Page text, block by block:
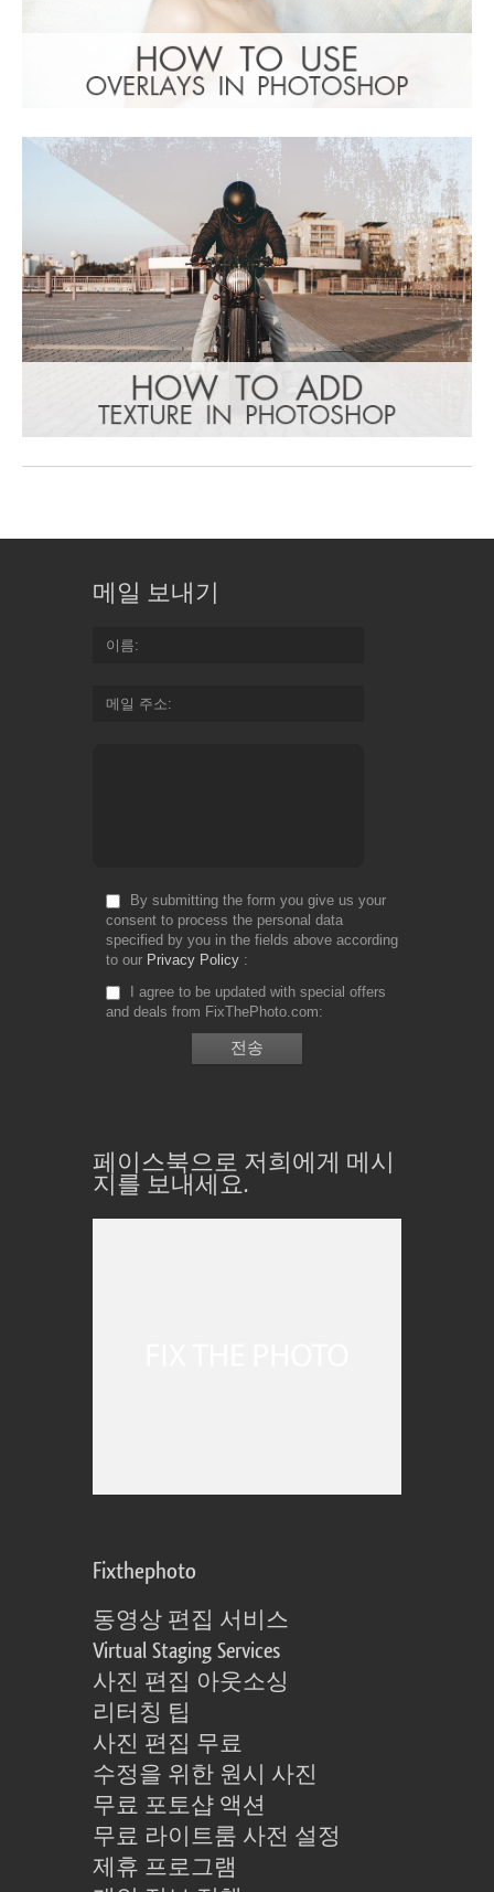
메일 보내기
이름
메일 주소
By submitting the form you give us your
consent to process the personal data
specified by you in the fields above according
to our Privacy Policy
I agree to be updated with special offers
and deals from FixThePhoto.com
페이스북으로 저희에게 메시
지를 보내세요.
Fixthephoto
동영상 편집 서비스
Virtual Staging Services
사진 편집 아웃소싱
리터칭 팁
사진 편집 무료
수정을 위한 원시 사진
무료 포토샵 액션
무료 라이트룸 사전 설정
제휴 프로그램